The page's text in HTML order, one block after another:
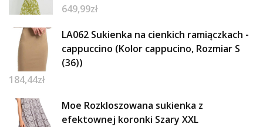
649,99zł
LA062 Sukienka na cienkich ramiączkach -
cappuccino (Kolor cappucino, Rozmiar S
(36))
184,44zł
Moe Rozkloszowana sukienka z
efektownej koronki Szary XXL